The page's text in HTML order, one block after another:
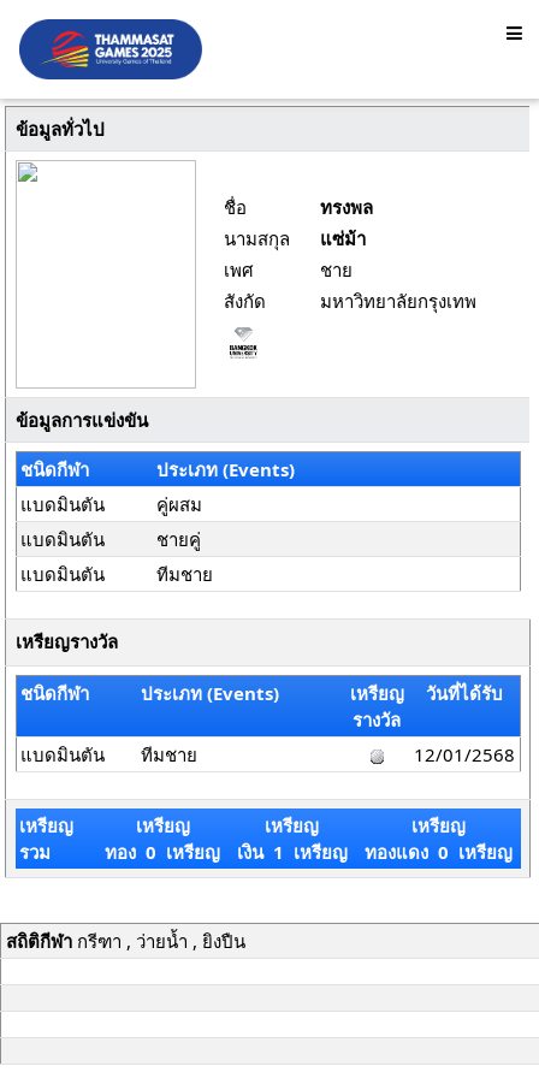
ข้อมูลทั่วไป
ชื่อ
ทรงพล
นามสกุล
แซ่ม้า
เพศ
ชาย
สังกัด
มหาวิทยาลัยกรุงเทพ
ข้อมูลการแข่งขัน
ชนิดกีฬา
ประเภท (Events)
แบดมินตัน
คู่ผสม
แบดมินตัน
ชายคู่
แบดมินตัน
ทีมชาย
เหรียญรางวัล
ชนิดกีฬา ประเภท (Events)
เหรียญ
รางวัล
วันที่ได้รับ
แบดมินตัน ทีมชาย 12/01/2568
เหรียญ
รวม
เหรียญ
ทอง 0 เหรียญ
เหรียญ
เงิน 1 เหรียญ
เหรียญ
ทองแดง 0 เหรียญ
สถิติกีฬากรีฑา , ว่ายน้ำ , ยิงปืน